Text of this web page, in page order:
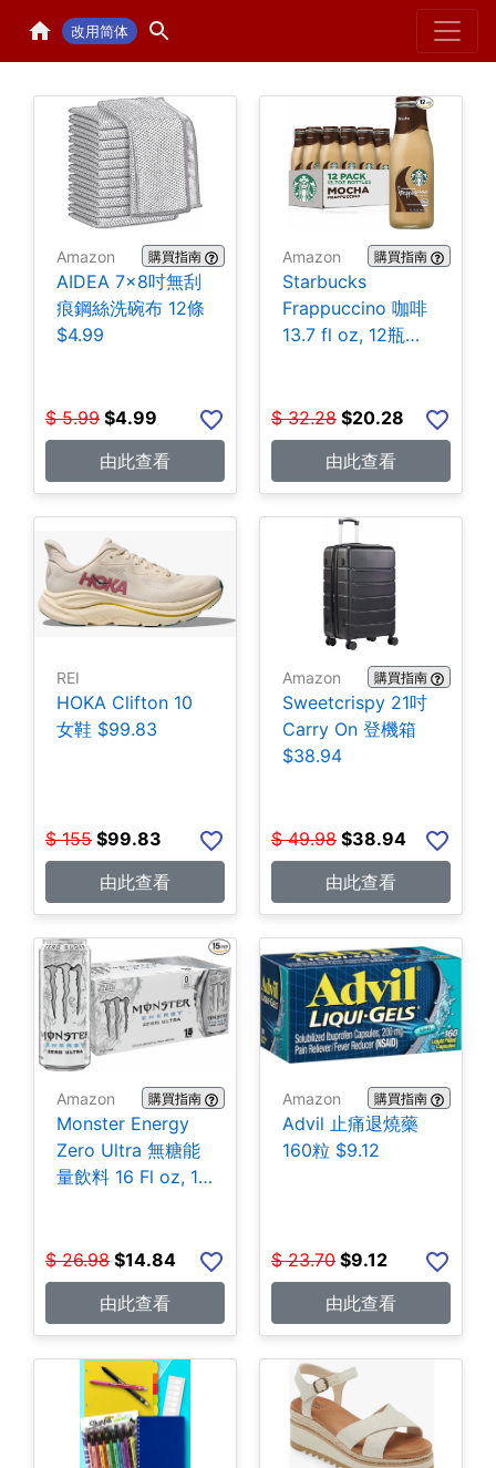
改用简体 Home
Amazon 購買指南
AIDEA 7×8吋無刮
痕鋼絲洗碗布 12條
$4.99
$ 5.99 $4.99
由此查看
Amazon 購買指南
Starbucks
Frappuccino 咖啡
13.7 fl oz, 12瓶
$ 32.28 $20.28
由此查看
REI
HOKA Clifton 10
女鞋 $99.83
$ 155 $99.83
由此查看
Amazon 購買指南
Sweetcrispy 21吋
Carry On 登機箱
$38.94
$ 49.98 $38.94
由此查看
Amazon 購買指南
Monster Energy
Zero Ultra 無糖能
量飲料 16 Fl oz, 15
$ 26.98 $14.84
由此查看
Amazon 購買指南
Advil 止痛退燒藥
160粒 $9.12
$ 23.70 $9.12
由此查看